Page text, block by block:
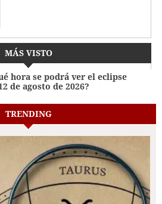
MÁS VISTO
hora se podrá ver el eclipse
de agosto de 2026?
TRENDING